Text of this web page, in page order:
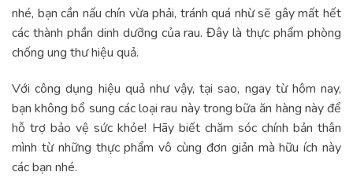
nhé, bạn cần nấu chín vừa phải, tránh quá nhừ sẽ gây mất hết
các thành phần dinh dưỡng của rau. Đây là thực phẩm phòng
chống ung thư hiệu quả.
Với công dụng hiệu quả như vậy, tại sao, ngay từ hôm nay,
bạn không bổ sung các loại rau này trong bữa ăn hàng này để
hỗ trợ bảo vệ sức khỏe! Hãy biết chăm sóc chính bản thân
mình từ những thực phẩm vô cùng đơn giản mà hữu ích này
các bạn nhé.